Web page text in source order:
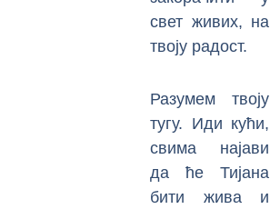
свет живих, на
твоју радост.
Разумем твоју
тугу. Иди кући,
свима најави
да ће Тијана
бити жива и